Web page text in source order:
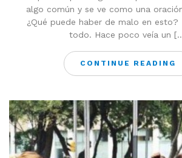
algo común y se ve como una
¿Qué puede haber de malo en esto?
todo. Hace poco veía un
CONTINUE READING